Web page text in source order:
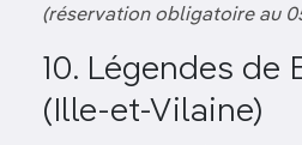
(réservation obligatoire au 05
10. Légendes de
(Ille-et-Vilaine)